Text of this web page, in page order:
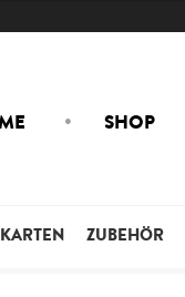
SHOP
ZUBEHÖR